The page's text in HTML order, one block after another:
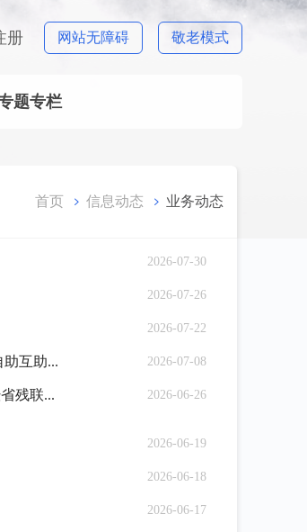
册 网站无障碍 敬老模式
题专栏
首页 信息动态 业务动态
2026-07-30
2026-07-26
2026-07-22
互助... 2026-07-08
残联... 2026-06-26
2026-06-19
2026-06-18
2026-06-17